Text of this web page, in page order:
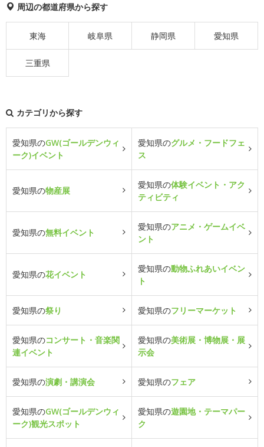
周辺の都道府県から探す
東海 岐阜県 静岡県 愛知県
三重県
カテゴリから探す
愛知県のGW(ゴールデンウィ
ーク)イベント
愛知県のグルメ・フードフェ
ス
愛知県の物産展
愛知県の体験イベント・アク
ティビティ
愛知県の無料イベント
愛知県のアニメ・ゲームイベ
ント
愛知県の花イベント
愛知県の動物ふれあいイベン
ト
愛知県の祭り 愛知県のフリーマーケット
愛知県のコンサート・音楽関
連イベント
愛知県の美術展・博物展・展
示会
愛知県の演劇・講演会 愛知県のフェア
愛知県のGW(ゴールデンウィ
ーク)観光スポット
愛知県の遊園地・テーマパー
ク